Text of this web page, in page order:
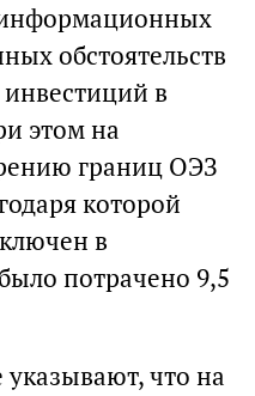
информационных
обстоятельств
в
этом на
границ ОЭЗ
которой
в
потрачено 9,5
что на